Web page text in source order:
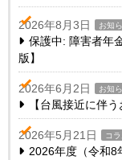
2026年8月3日 お知
保護中: 障害者年
版】
2026年6月2日 お知
【台風接近に伴
2026年5月21日 コ
2026年度（令和8